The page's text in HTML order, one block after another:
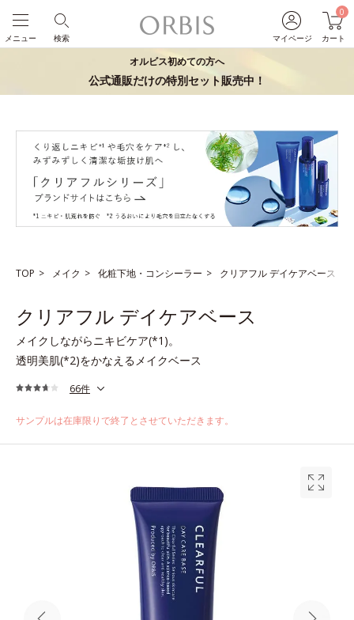
マイページ
0
カート
検索
メニュー
オルビス初めての方へ
公式通販だけの特別セット販売中！
TOP メイク 化粧下地・コンシーラー クリアフル デイケアベース
クリアフル デイケアベース
メイクしながらニキビケア(*1)。
透明美肌(*2)をかなえるメイクベース
66件
サンプルは在庫限りで終了とさせていただきます。